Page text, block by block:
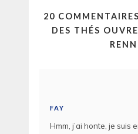
20
DES THÉS
FAY
Hmm, j’ai honte, je suis